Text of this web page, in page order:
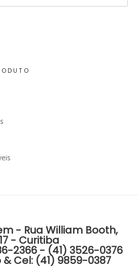
- Rua William Booth,
- Curitiba
2366 - (41) 3526-0376
Cel: (41) 9859-0387